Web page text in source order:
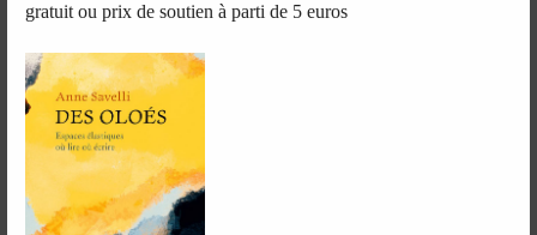
gratuit ou prix de soutien à parti de 5 euros